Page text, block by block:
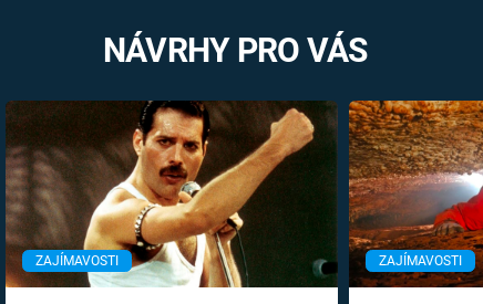
NÁVRHY PRO VÁS
ZAJÍMAVOSTI ZAJÍMAVOSTI